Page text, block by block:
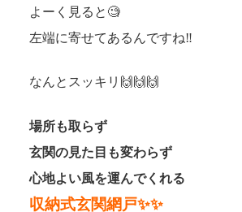
よーく見ると🧐
左端に寄せてあるんですね‼
なんとスッキリ🙌🙌🙌
場所も取らず
玄関の見た目も変わらず
心地よい風を運んでくれる
収納式玄関網戸✨✨